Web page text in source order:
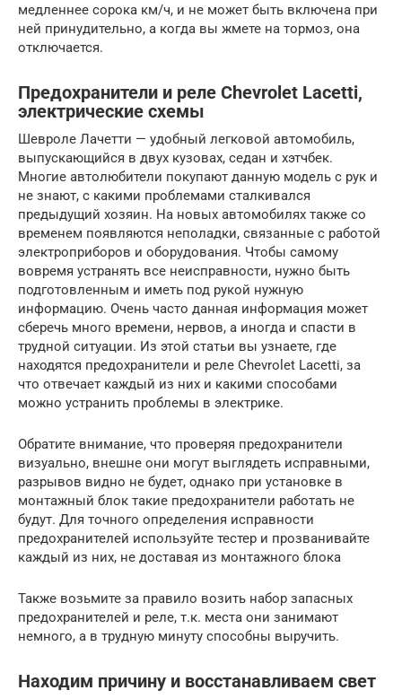
медленнее сорока км/ч, и не может быть включена при
ней принудительно, а когда вы жмете на тормоз, она
отключается.
Предохранители и реле Chevrolet Lacetti,
электрические схемы
Шевроле Лачетти — удобный легковой автомобиль,
выпускающийся в двух кузовах, седан и хэтчбек.
Многие автолюбители покупают данную модель с рук и
не знают, с какими проблемами сталкивался
предыдущий хозяин. На новых автомобилях также со
временем появляются неполадки, связанные с работой
электроприборов и оборудования. Чтобы самому
вовремя устранять все неисправности, нужно быть
подготовленным и иметь под рукой нужную
информацию. Очень часто данная информация может
сберечь много времени, нервов, а иногда и спасти в
трудной ситуации. Из этой статьи вы узнаете, где
находятся предохранители и реле Chevrolet Lacetti, за
что отвечает каждый из них и какими способами
можно устранить проблемы в электрике.
Обратите внимание, что проверяя предохранители
визуально, внешне они могут выглядеть исправными,
разрывов видно не будет, однако при установке в
монтажный блок такие предохранители работать не
будут. Для точного определения исправности
предохранителей используйте тестер и прозванивайте
каждый из них, не доставая из монтажного блока
Также возьмите за правило возить набор запасных
предохранителей и реле, т.к. места они занимают
немного, а в трудную минуту способны выручить.
Находим причину и восстанавливаем свет